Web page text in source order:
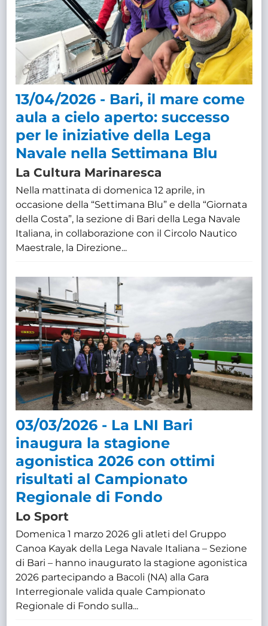
13/04/2026 - Bari, il mare come
aula a cielo aperto: successo
per le iniziative della Lega
Navale nella Settimana Blu
La Cultura Marinaresca
Nella mattinata di domenica 12 aprile, in
occasione della “Settimana Blu” e della “Giornata
della Costa”, la sezione di Bari della Lega Navale
Italiana, in collaborazione con il Circolo Nautico
Maestrale, la Direzione...
03/03/2026 - La LNI Bari
inaugura la stagione
agonistica 2026 con ottimi
risultati al Campionato
Regionale di Fondo
Lo Sport
Domenica 1 marzo 2026 gli atleti del Gruppo
Canoa Kayak della Lega Navale Italiana – Sezione
di Bari – hanno inaugurato la stagione agonistica
2026 partecipando a Bacoli (NA) alla Gara
Interregionale valida quale Campionato
Regionale di Fondo sulla...